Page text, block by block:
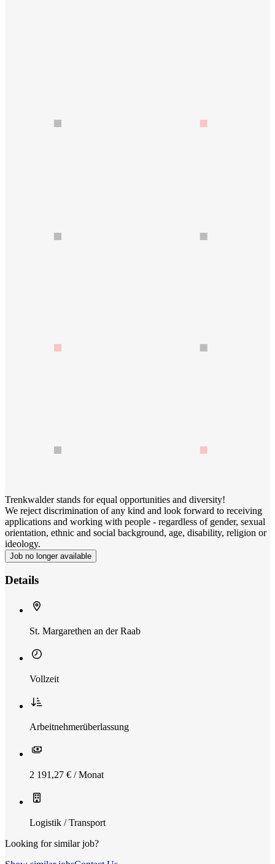
Trenkwalder stands for equal opportunities and diversity!
We reject discrimination of any kind and look forward to receiving
applications and working with people - regardless of gender, sexual
orientation, ethnic and social background, age, disability, religion or
ideology.
Job no longer available
Details
St. Margarethen an der Raab
Vollzeit
Arbeitnehmerüberlassung
2 191,27 € / Monat
Logistik / Transport
Looking for similar job?